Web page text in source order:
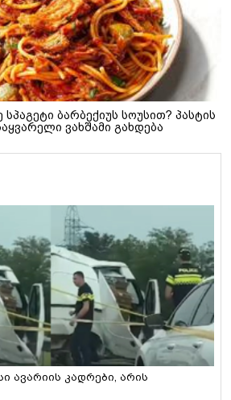
ბარბექიუს სოუსით? პასტის
ვახშამი გახდება
ავარიის კადრები, არის